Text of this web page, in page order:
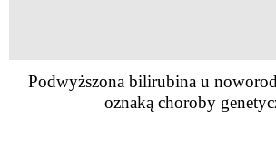
Podwyższona bilirubina u
oznaką choroby